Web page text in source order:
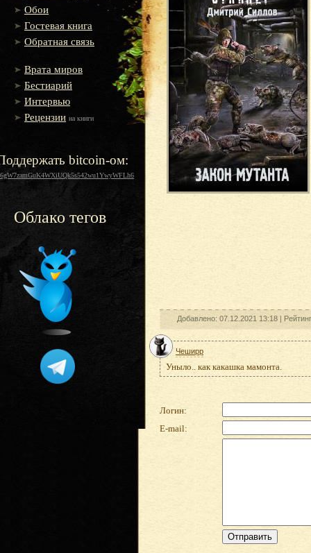
Обои
Гостевая книга
Обратная связь
Врата миров
Бестиарий
Интервью
Рецензии на книги
bitcoin-ом:
Облако тегов
Добавлено: 07.12.2021 13:18 |
Чеширр
Уныло.. как какашка мамонта.
Логин:
E-mail: